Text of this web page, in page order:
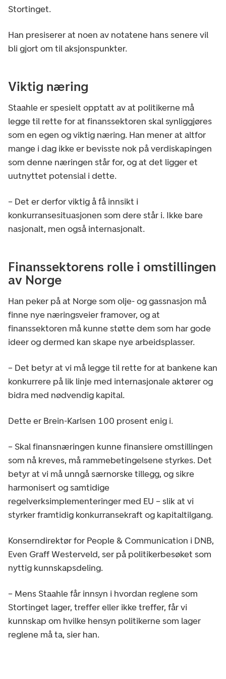
Stortinget.
Han presiserer at noen av notatene hans senere vil
bli gjort om til aksjonspunkter.
Viktig næring
Staahle er spesielt opptatt av at politikerne må
legge til rette for at finanssektoren skal synliggjøres
som en egen og viktig næring. Han mener at altfor
mange i dag ikke er bevisste nok på verdiskapingen
som denne næringen står for, og at det ligger et
uutnyttet potensial i dette.
– Det er derfor viktig å få innsikt i
konkurransesituasjonen som dere står i. Ikke bare
nasjonalt, men også internasjonalt.
Finanssektorens rolle i omstillingen
av Norge
Han peker på at Norge som olje- og gassnasjon må
finne nye næringsveier framover, og at
finanssektoren må kunne støtte dem som har gode
ideer og dermed kan skape nye arbeidsplasser.
– Det betyr at vi må legge til rette for at bankene kan
konkurrere på lik linje med internasjonale aktører og
bidra med nødvendig kapital.
Dette er Brein-Karlsen 100 prosent enig i.
– Skal finansnæringen kunne finansiere omstillingen
som nå kreves, må rammebetingelsene styrkes. Det
betyr at vi må unngå særnorske tillegg, og sikre
harmonisert og samtidige
regelverksimplementeringer med EU – slik at vi
styrker framtidig konkurransekraft og kapitaltilgang.
Konserndirektør for People & Communication i DNB,
Even Graff Westerveld, ser på politikerbesøket som
nyttig kunnskapsdeling.
– Mens Staahle får innsyn i hvordan reglene som
Stortinget lager, treffer eller ikke treffer, får vi
kunnskap om hvilke hensyn politikerne som lager
reglene må ta, sier han.